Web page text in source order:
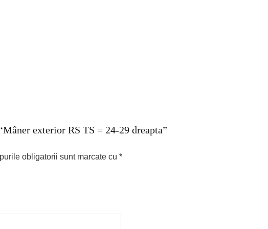
exterior RS TS = 24-29 dreapta”
obligatorii sunt marcate cu *